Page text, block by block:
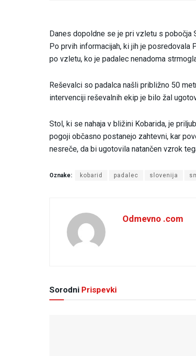
Danes dopoldne se je pri vzletu s pobočja
Po prvih informacijah, ki jih je posredovala
po vzletu, ko je padalec nenadoma
Reševalci so padalca našli približno 50
intervenciji reševalnih ekip je bilo žal
Stol, ki se nahaja v bližini Kobarida, je
pogoji občasno postanejo zahtevni, kar
nesreče, da bi ugotovila natančen vzrok
Oznake: kobarid padalec slovenija
Odmevno .com
Sorodni Prispevki